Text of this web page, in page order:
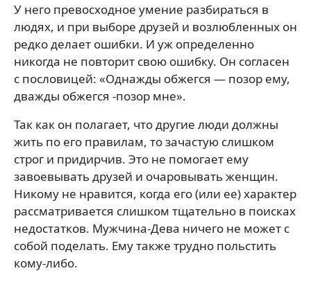
У него превосходное умение разбираться в
людях, и при выборе друзей и возлюбленных он
редко делает ошибки. И уж определенно
никогда не повторит свою ошибку. Он согласен
с пословицей: «Однажды обжегся — позор ему,
дважды обжегся -позор мне».
Так как он полагает, что другие люди должны
жить по его правилам, то зачастую слишком
строг и придирчив. Это не помогает ему
завоевывать друзей и очаровывать женщин.
Никому не нравится, когда его (или ее) характер
рассматривается слишком тщательно в поисках
недостатков. Мужчина-Дева ничего не может с
собой поделать. Ему также трудно польстить
кому-либо.